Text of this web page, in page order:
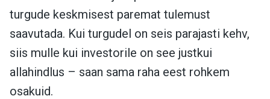
turgude keskmisest paremat tulemust
saavutada. Kui turgudel on seis parajasti kehv,
siis mulle kui investorile on see justkui
allahindlus – saan sama raha eest rohkem
osakuid.